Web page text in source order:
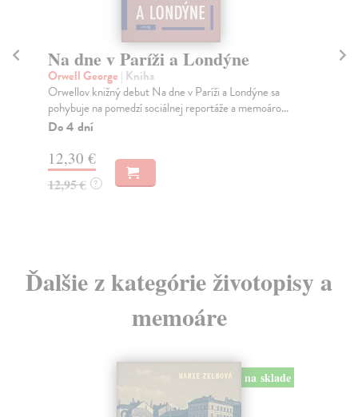
Na dne v Paríži a Londýne
Orwell George | Kniha
Orwellov knižný debut Na dne v Paríži a Londýne sa
pohybuje na pomedzí sociálnej reportáže a memoáro...
Do 4 dní
12,30 €
12,95 € ?
Ďalšie z kategórie životopisy a
memoáre
na sklade